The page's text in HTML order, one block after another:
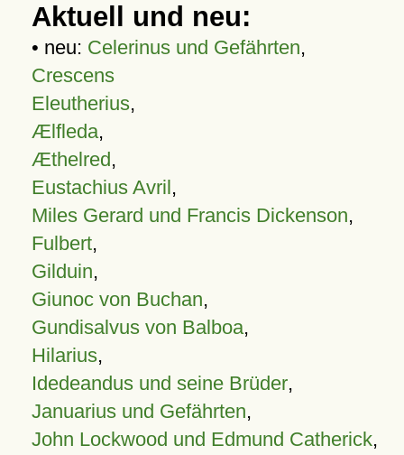
Aktuell und neu:
• neu: Celerinus und Gefährten,
Crescens
Eleutherius,
Ælfleda,
Æthelred,
Eustachius Avril,
Miles Gerard und Francis Dickenson,
Fulbert,
Gilduin,
Giunoc von Buchan,
Gundisalvus von Balboa,
Hilarius,
Idedeandus und seine Brüder,
Januarius und Gefährten,
John Lockwood und Edmund Catherick,